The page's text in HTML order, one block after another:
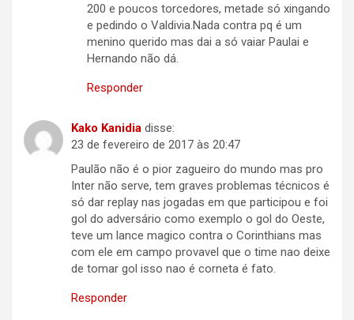
200 e poucos torcedores, metade só xingando
e pedindo o Valdivia.Nada contra pq é um
menino querido mas dai a só vaiar Paulai e
Hernando não dá.
Responder
Kako Kanidia disse:
23 de fevereiro de 2017 às 20:47
Paulão não é o pior zagueiro do mundo mas pro
Inter não serve, tem graves problemas técnicos é
só dar replay nas jogadas em que participou e foi
gol do adversário como exemplo o gol do Oeste,
teve um lance magico contra o Corinthians mas
com ele em campo provavel que o time nao deixe
de tomar gol isso nao é corneta é fato.
Responder